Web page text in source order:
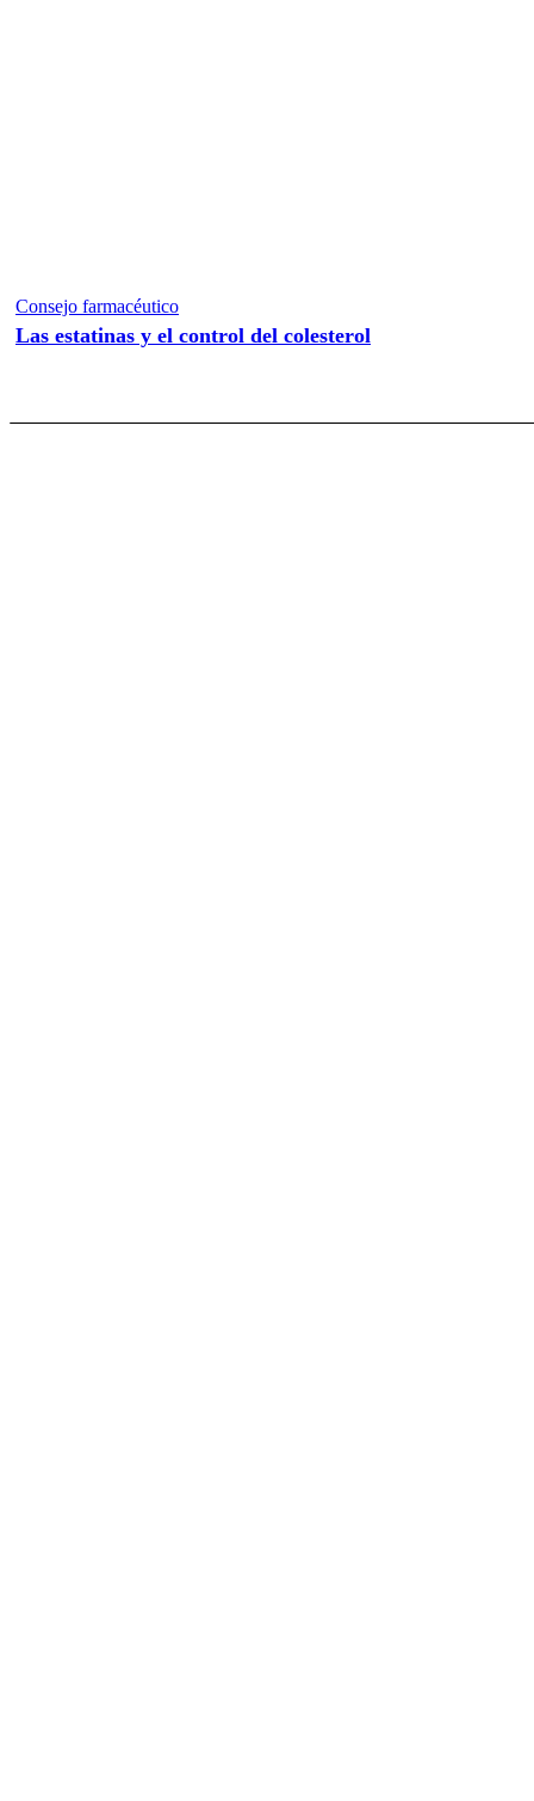
Consejo farmacéutico
Las estatinas y el control del colesterol